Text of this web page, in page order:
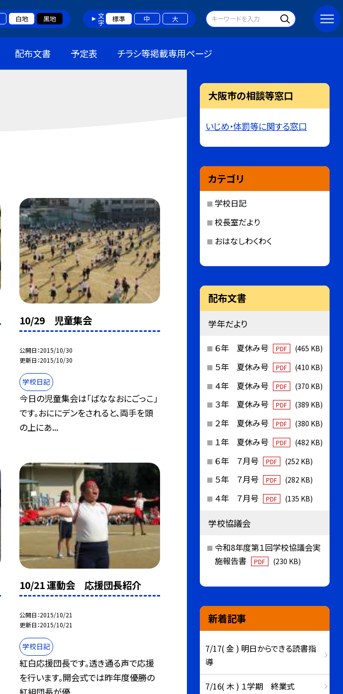
白地 黒地 文字 標準 中 大
配布文書 予定表 チラシ等掲載専用ページ
10/29 児童集会
公開日 2015/10/30
更新日 2015/10/30
学校日記
今日の児童集会は「ばななおにごっこ」
です。おににデンをされると、両手を頭
の上にあ...
10/21 運動会 応援団長紹介
公開日 2015/10/21
更新日 2015/10/21
学校日記
紅白応援団長です。透き通る声で応援
を行います。開会式では昨年度優勝の
大阪市の相談等窓口
いじめ・体罰等に関する窓口
カテゴリ
学校日記
校長室だより
おはなしわくわく
配布文書
学年だより
６年 夏休み号 PDF (465 KB)
５年 夏休み号 PDF (410 KB)
４年 夏休み号 PDF (370 KB)
３年 夏休み号 PDF (389 KB)
２年 夏休み号 PDF (380 KB)
１年 夏休み号 PDF (482 KB)
６年 ７月号 PDF (252 KB)
５年 ７月号 PDF (282 KB)
４年 ７月号 PDF (135 KB)
学校協議会
令和8年度第１回学校協議会実
施報告書
PDF (230 KB)
新着記事
7/17( 金 ) 明日からできる読書指
導
7/16( 木 ) １学期 終業式